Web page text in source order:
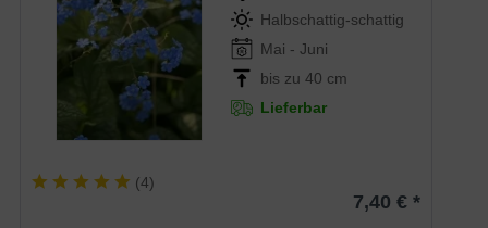
Halbschattig-schattig
Mai - Juni
bis zu 40 cm
Lieferbar
(4)
7,40 € *